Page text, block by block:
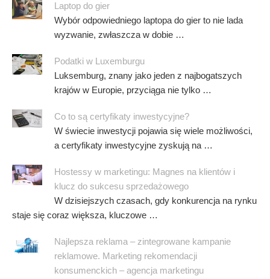
Laptop do gier
Wybór odpowiedniego laptopa do gier to nie lada
wyzwanie, zwłaszcza w dobie …
Podatki w Luxemburgu
Luksemburg, znany jako jeden z najbogatszych
krajów w Europie, przyciąga nie tylko …
Co to są certyfikaty inwestycyjne?
W świecie inwestycji pojawia się wiele możliwości,
a certyfikaty inwestycyjne zyskują na …
Hostessy w marketingu: Magnes na klientów i
klucz do sukcesu sprzedażowego
W dzisiejszych czasach, gdy konkurencja na rynku
staje się coraz większa, kluczowe …
Najlepsza reklama – zintegrowane kampanie
reklamowe. Marketing rekomendacji
konsumenckich – agencja marketingu